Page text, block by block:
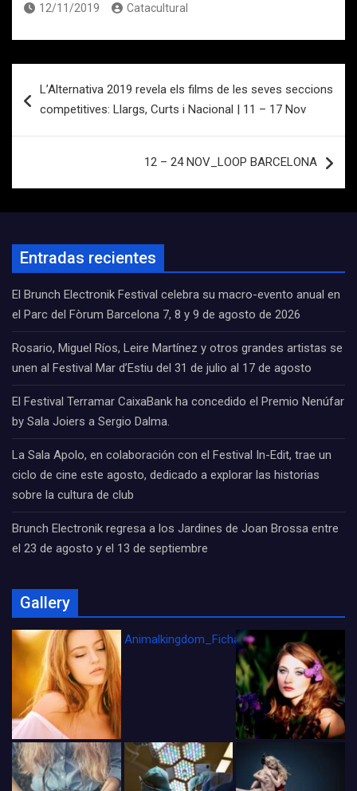
12/11/2019 Catacultural
de
L’Alternativa 2019 revela els films de les seves seccions
competitives: Llargs, Curts i Nacional | 11 – 17 Nov
12 – 24 NOV_LOOP BARCELONA
Entradas recientes
El Brunch Electronik Festival celebra su macro-evento anual en
el Parc del Fòrum Barcelona 7, 8 y 9 de agosto de 2026
Rosario, Miguel Ríos, Leire Martínez y otros grandes artistas se
unen al Festival Mar d’Estiu del 31 de julio al 17 de agosto
El Festival Terramar CaixaBank ha concedido el Premio Nenúfar
by Sala Joiers a Sergio Dalma.
La Sala Apolo, en colaboración con el Festival In-Edit, trae un
ciclo de cine este agosto, dedicado a explorar las historias
sobre la cultura de club
Brunch Electronik regresa a los Jardines de Joan Brossa entre
el 23 de agosto y el 13 de septiembre
Gallery
Animalkingdom_FichaCine